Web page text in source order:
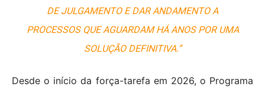
DE JULGAMENTO E DAR ANDAMENTO A
PROCESSOS QUE AGUARDAM HÁ ANOS POR UMA
SOLUÇÃO DEFINITIVA.”
Desde o início da força-tarefa em 2026, o Programa